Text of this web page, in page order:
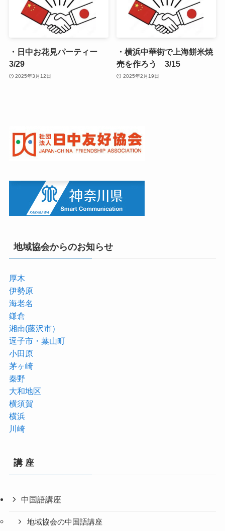
・日中お花見パーティー
3/29
2025年3月12日
・横浜中華街で上海餅米焼
売を作ろう 3/15
2025年2月19日
地域協会からのお知らせ
厚木
伊勢原
海老名
鎌倉
湘南(藤沢市）
逗子市・葉山町
小田原
茅ヶ崎
秦野
大和地区
横須賀
横浜
川崎
講 座
中国語講座
地域協会の中国語講座